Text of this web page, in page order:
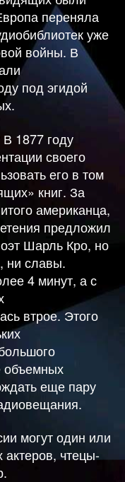
переняла
уже
войны. В
под эгидой
1877 году
своего
его в том
книг. За
американца,
предложил
Шарль Кро, но
ни славы.
4 минут, а с
втрое. Этого
объемных
еще пару
могут один или
чтецы-